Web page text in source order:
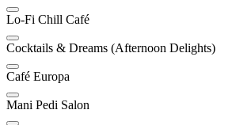
Lo-Fi Chill Café
Cocktails & Dreams (Afternoon Delights)
Café Europa
Mani Pedi Salon